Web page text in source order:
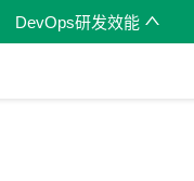
DevOps研发效能